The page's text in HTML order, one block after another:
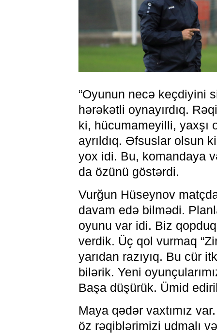
“Oyunun necə keçdiyini
hərəkətli oynayırdıq.
ki, hücumameyilli, yaxşı
ayrıldıq. Əfsuslar olsun
yox idi. Bu, komandaya
da özünü göstərdi.
Vurğun Hüseynov
davam edə bilmədi.
oyunu var idi. Biz
verdik. Üç qol vurmaq
yarıdan razıyıq. Bu cür
bilərik. Yeni
Başa düşürük. Ümid
Maya qədər vaxtımız
öz rəqiblərimizi udmalı